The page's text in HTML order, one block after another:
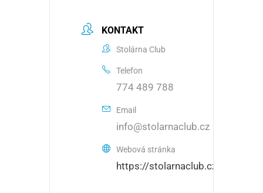
KONTAKT
Stolárna Club
Telefon
774 489 788
Email
info@stolarnaclub.cz
Webová stránka
https://stolarnaclub.cz/